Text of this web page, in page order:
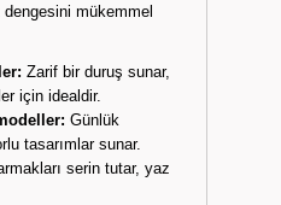
mükemmel
Zarif bir duruş sunar,
için idealdir.
Günlük
tasarımlar sunar.
serin tutar, yaz